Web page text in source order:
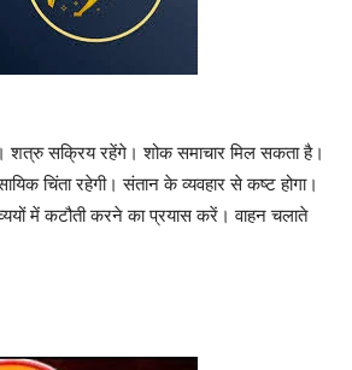
शत्रु सक्रिय रहेंगे। शोक समाचार मिल सकता है।
चिंता रहेगी। संतान के व्यवहार से कष्ट होगा।
में कटौती करने का प्रयास करें। वाहन चलाते